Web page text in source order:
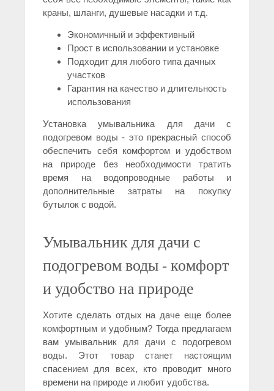
краны, шланги, душевые насадки и т.д.
Экономичный и эффективный
Прост в использовании и установке
Подходит для любого типа дачных
участков
Гарантия на качество и длительность
использования
Установка умывальника для дачи с
подогревом воды - это прекрасный способ
обеспечить себя комфортом и удобством
на природе без необходимости тратить
время на водопроводные работы и
дополнительные затраты на покупку
бутылок с водой.
Умывальник для дачи с
подогревом воды - комфорт
и удобство на природе
Хотите сделать отдых на даче еще более
комфортным и удобным? Тогда предлагаем
вам умывальник для дачи с подогревом
воды. Этот товар станет настоящим
спасением для всех, кто проводит много
времени на природе и любит удобства.